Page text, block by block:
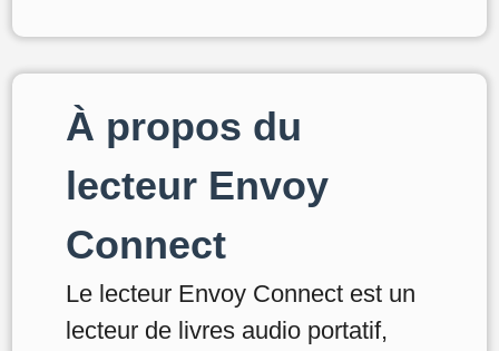
À propos du
lecteur Envoy
Connect
Le lecteur Envoy Connect est un
lecteur de livres audio portatif,